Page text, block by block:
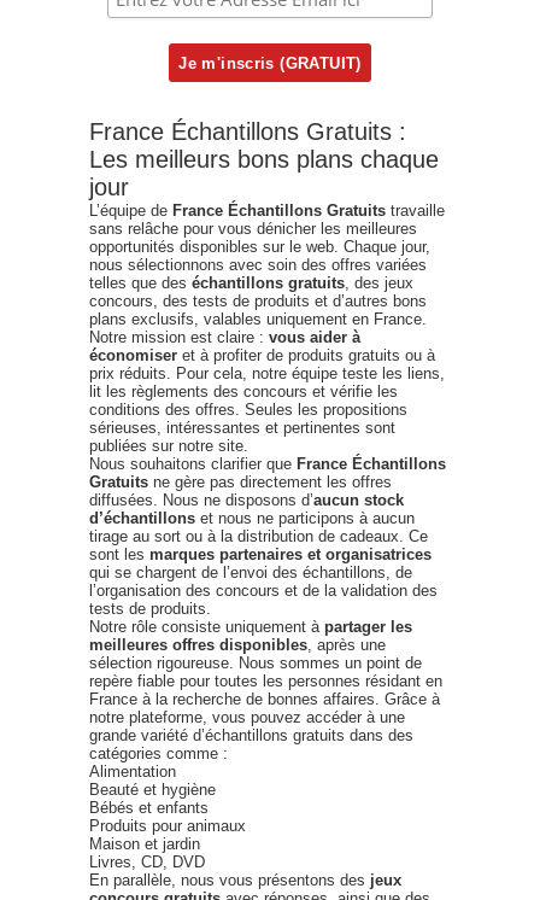
France Échantillons Gratuits :
Les meilleurs bons plans chaque
jour
L’équipe de France Échantillons Gratuits travaille
sans relâche pour vous dénicher les meilleures
opportunités disponibles sur le web. Chaque jour,
nous sélectionnons avec soin des offres variées
telles que des échantillons gratuits, des jeux
concours, des tests de produits et d’autres bons
plans exclusifs, valables uniquement en France.
Notre mission est claire : vous aider à
économiser et à profiter de produits gratuits ou à
prix réduits. Pour cela, notre équipe teste les liens,
lit les règlements des concours et vérifie les
conditions des offres. Seules les propositions
sérieuses, intéressantes et pertinentes sont
publiées sur notre site.
Nous souhaitons clarifier que France Échantillons
Gratuits ne gère pas directement les offres
diffusées. Nous ne disposons d’aucun stock
d’échantillons et nous ne participons à aucun
tirage au sort ou à la distribution de cadeaux. Ce
sont les marques partenaires et organisatrices
qui se chargent de l’envoi des échantillons, de
l’organisation des concours et de la validation des
tests de produits.
Notre rôle consiste uniquement à partager les
meilleures offres disponibles, après une
sélection rigoureuse. Nous sommes un point de
repère fiable pour toutes les personnes résidant en
France à la recherche de bonnes affaires. Grâce à
notre plateforme, vous pouvez accéder à une
grande variété d’échantillons gratuits dans des
catégories comme :
Alimentation
Beauté et hygiène
Bébés et enfants
Produits pour animaux
Maison et jardin
Livres, CD, DVD
En parallèle, nous vous présentons des jeux